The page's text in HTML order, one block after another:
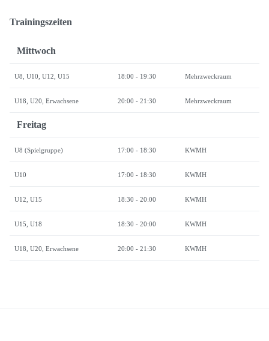
Trainingszeiten
Mittwoch
U8, U10, U12, U15 18:00 - 19:30 Mehrzweckraum
U18, U20, Erwachsene 20:00 - 21:30 Mehrzweckraum
Freitag
U8 (Spielgruppe) 17:00 - 18:30 KWMH
U10 17:00 - 18:30 KWMH
U12, U15 18:30 - 20:00 KWMH
U15, U18 18:30 - 20:00 KWMH
U18, U20, Erwachsene 20:00 - 21:30 KWMH